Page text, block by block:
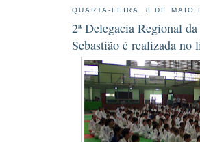
QUARTA-FEIRA, 8 DE MAIO
2ª Delegacia Regional
Sebastião é realizada